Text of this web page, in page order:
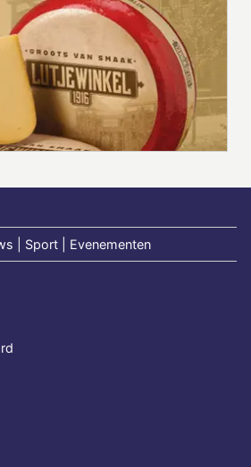
| Sport | Evenementen